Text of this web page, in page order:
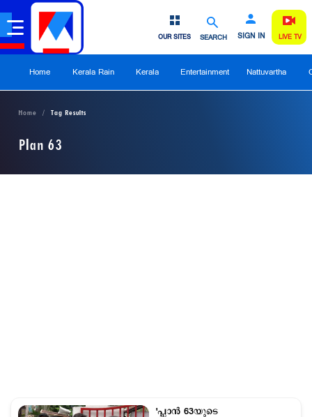
SEARCH SIGN IN
OUR SITES LIVE TV
Home Kerala Rain Kerala Entertainment Nattuvartha
Home Tag Results
Plan 63
'പ്ലാന്‍ 63യുടെ